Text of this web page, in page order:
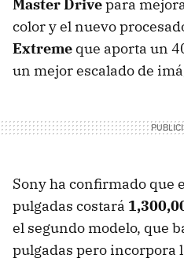
Master Drivepara
color y el nuevo
Extreme que aporta un
un mejor escalado de
Sony ha confirmado que
pulgadas costará
el segundo modelo, que
pulgadas pero incorpora